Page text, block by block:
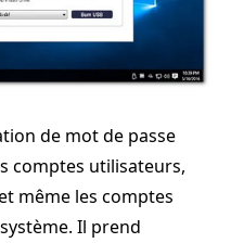
de mot de passe
comptes utilisateurs,
même les comptes
Il prend